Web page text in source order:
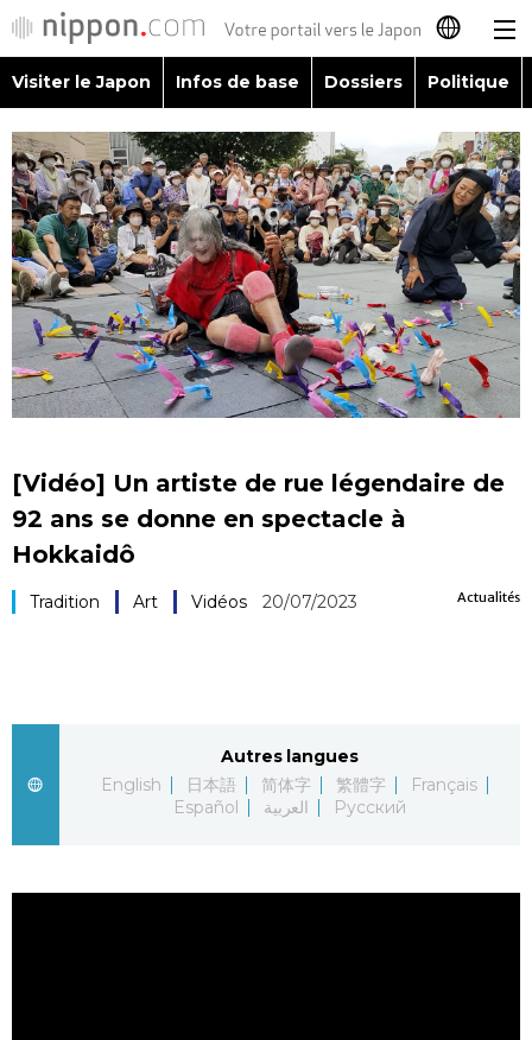
日本語
English
简体字
繁體字
Español
العربية
Visiter le Japon
Infos de base
Dossiers
Économie
Société
Visiter le Japon Infos de base Dossiers Politique
[Vidéo] Un artiste de rue légendaire de
92 ans se donne en spectacle à
Hokkaidô
Actualités
Tradition Art Vidéos 20/07/2023
Autres langues
English
日本語 简体字 繁體字
Français
Español
العربية Русский